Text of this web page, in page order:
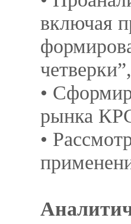
включая
•
рынка
•